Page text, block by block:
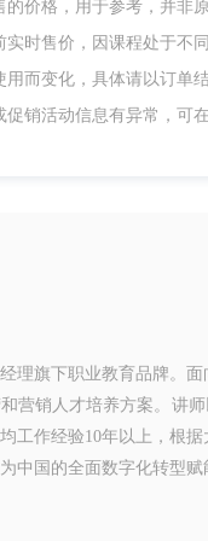
的价格，用于参考，并非
实时售价，因课程处于不
用而变化，具体请以订单
促销活动信息有异常，可
理旗下职业教育品牌。
营销人才培养方案。讲
工作经验10年以上，根
中国的全面数字化转型